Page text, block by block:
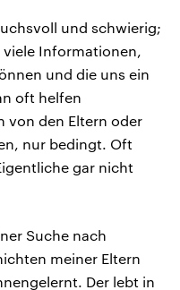
und schwierig;
viele Informationen,
und die uns ein
oft helfen
von den Eltern oder
nur bedingt. Oft
gar nicht
Suche nach
meiner Eltern
Der lebt in